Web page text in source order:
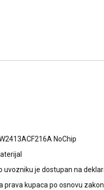
NoChip
uvozniku je dostupan na
prava kupaca po osnovu